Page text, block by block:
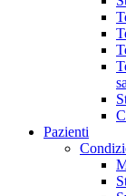
Braun con il
Hai
contatto con
Pazienti